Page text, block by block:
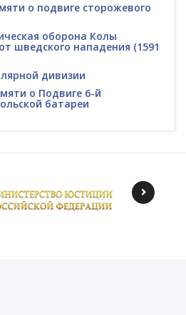
о подвиге сторожевого
оборона Колы
шведского нападения (1591
дивизии
о Подвиге 6-й
батареи